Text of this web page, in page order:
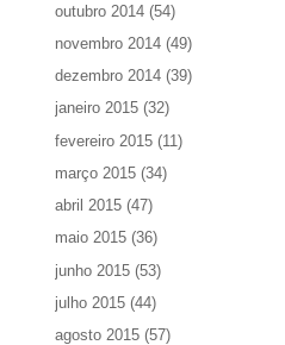
outubro 2014 (54)
novembro 2014 (49)
dezembro 2014 (39)
janeiro 2015 (32)
fevereiro 2015 (11)
março 2015 (34)
abril 2015 (47)
maio 2015 (36)
junho 2015 (53)
julho 2015 (44)
agosto 2015 (57)